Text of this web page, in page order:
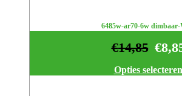
6485w-ar70-6w
€
€14,85
Opties selecteren